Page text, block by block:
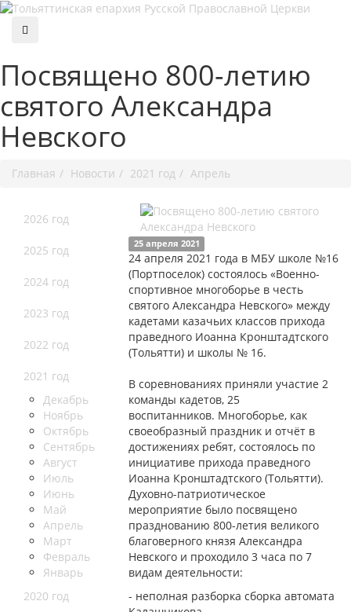
Посвящено 800-летию
святого Александра
Невского
Главная Новости 2021 год Апрель
2026 год
2025 год
2024 год
2023 год
2022 год
2021 год
Декабрь
Ноябрь
Октябрь
Сентябрь
Август
Июль
Июнь
Май
Апрель
Март
Февраль
Январь
2020 год
25 апреля 2021
24 апреля 2021 года в МБУ школе №16
(Портпоселок) состоялось «Военно-
спортивное многоборье в честь
святого Александра Невского» между
кадетами казачьих классов прихода
праведного Иоанна Кронштадтского
(Тольятти) и школы № 16.
В соревнованиях приняли участие 2
команды кадетов, 25
воспитанников. Многоборье, как
своеобразный праздник и отчёт в
достижениях ребят, состоялось по
инициативе прихода праведного
Иоанна Кронштадтского (Тольятти).
Духовно-патриотическое
мероприятие было посвящено
празднованию 800-летия великого
благоверного князя Александра
Невского и проходило 3 часа по 7
видам деятельности:
- неполная разборка сборка автомата